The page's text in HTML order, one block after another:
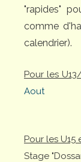
"rapides"
comme
calendrier).
Pour les
Aout
Pour les U15
Stage